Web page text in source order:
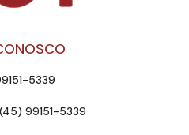
5339
99151-5339